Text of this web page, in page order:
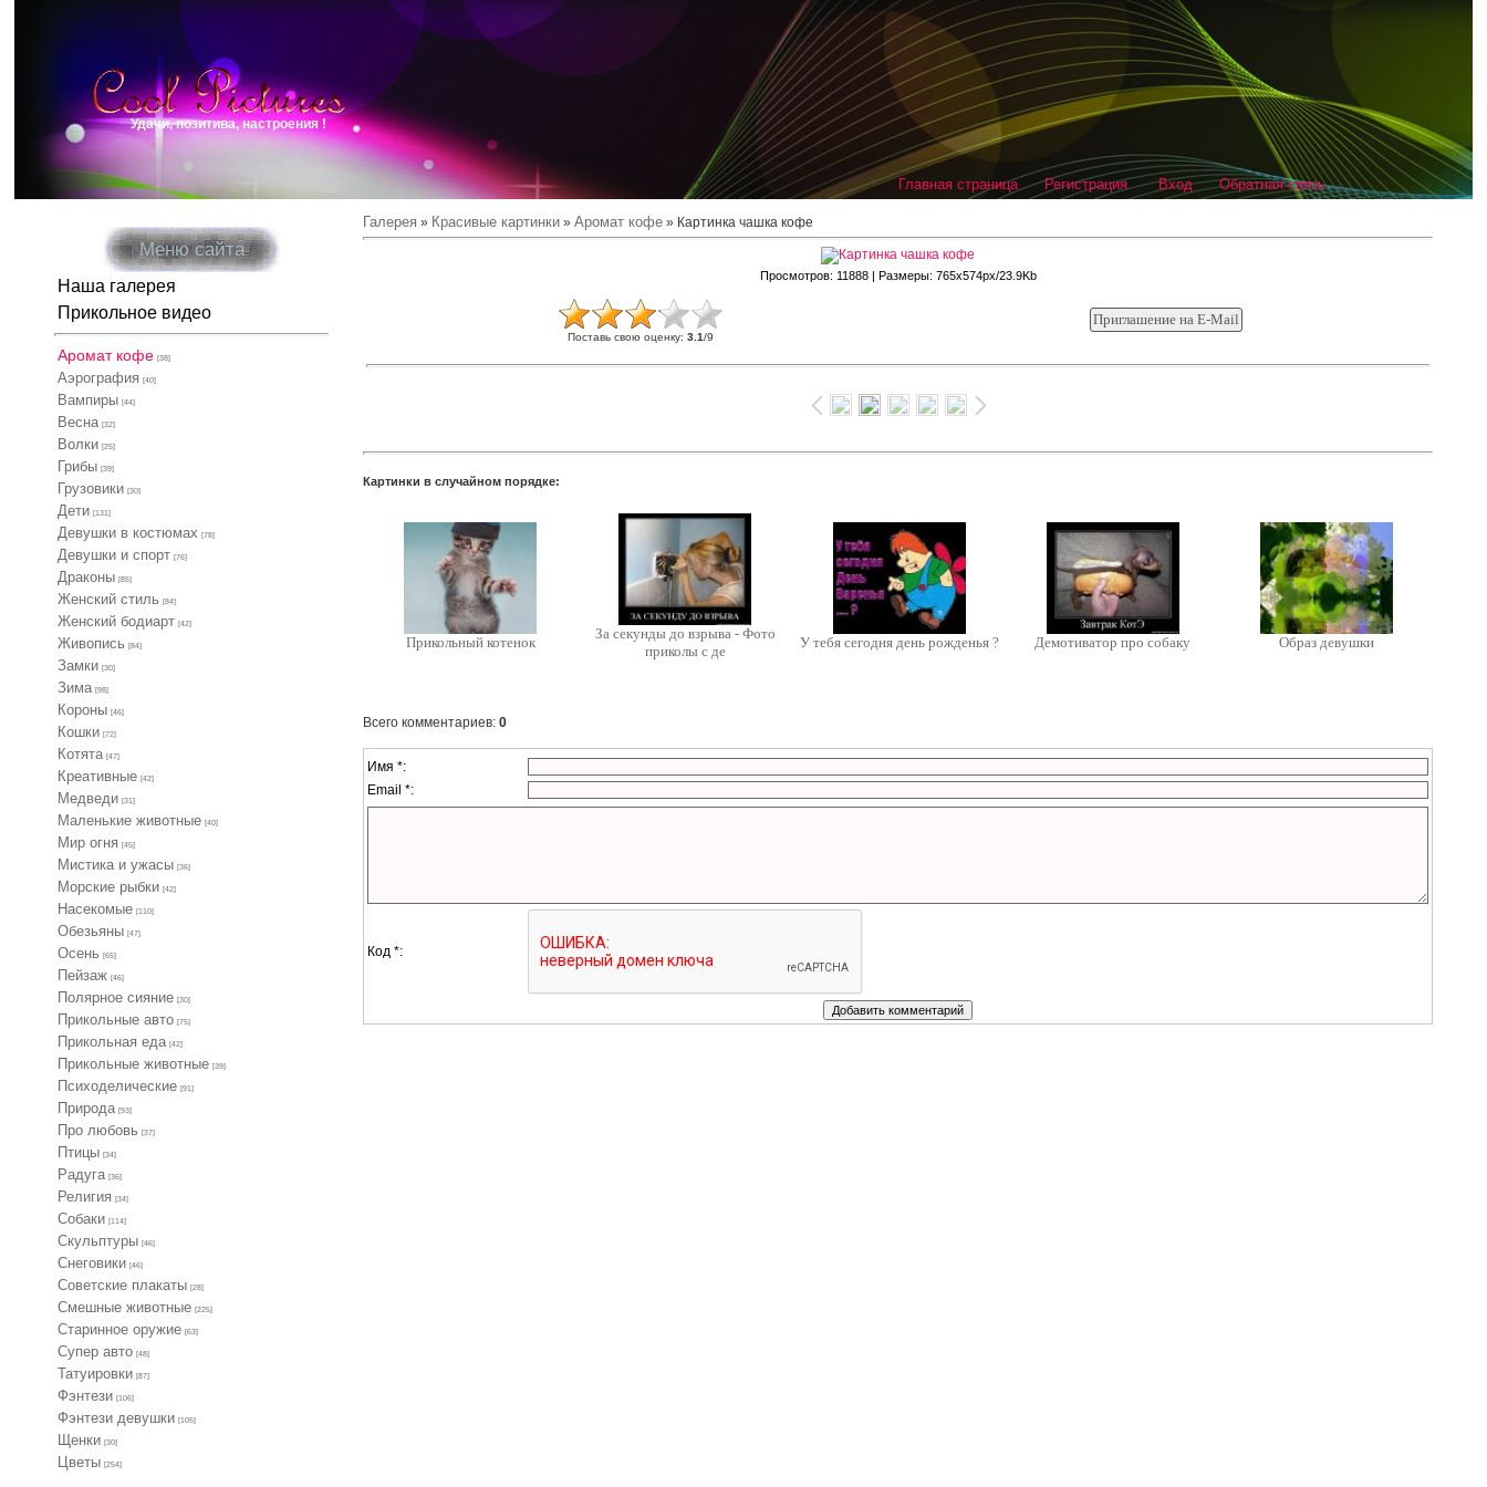
Удачи, позитива, настроения !
Главная страница Регистрация Вход Обратная связь
Меню сайта
Наша галерея
Прикольное видео
Аромат кофе [38]
Аэрография [40]
Вампиры [44]
Весна [32]
Волки [25]
Грибы [39]
Грузовики [30]
Дети [131]
Девушки в костюмах [78]
Девушки и спорт [76]
Драконы [85]
Женский стиль [84]
Женский бодиарт [42]
Живопись [84]
Замки [30]
Зима [98]
Короны [46]
Кошки [72]
Котята [47]
Креативные [42]
Медведи [31]
Маленькие животные [40]
Мир огня [45]
Мистика и ужасы [36]
Морские рыбки [42]
Насекомые [110]
Обезьяны [47]
Осень [65]
Пейзаж [46]
Полярное сияние [30]
Прикольные авто [75]
Прикольная еда [42]
Прикольные животные [39]
Психоделические [91]
Природа [93]
Про любовь [37]
Птицы [34]
Радуга [36]
Религия [34]
Собаки [114]
Скульптуры [46]
Снеговики [46]
Советские плакаты [28]
Смешные животные [225]
Старинное оружие [63]
Супер авто [48]
Татуировки [87]
Фэнтези [106]
Фэнтези девушки [105]
Щенки [30]
Цветы [254]
Галерея » Красивые картинки »Аромат кофе » Картинка чашка кофе
Просмотров: 11888 | Размеры: 765x574px/23.9Kb
Поставь свою оценку:3.1/9
Картинки в случайном порядке:
Прикольный котенок
За секунды до взрыва - Фото
приколы с де
У тебя сегодня день рожденья ? Демотиватор про собаку Образ девушки
Всего комментариев:0
Имя *:
Email *:
Код *: